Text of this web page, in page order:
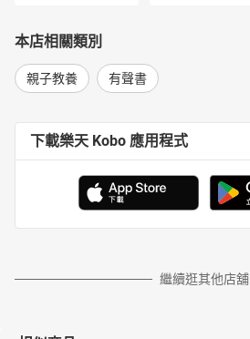
28第十六章 木頭_接受她的心意
29第十七章 晶晶_拖延時間
30第十七章 晶晶_不知道又想知道
33第十九章 秋月_莫名其妙
35第二十章 木頭_收到一個大禮物
36第二十章 木頭_學做動畫
37第二十章 木頭_做有意義的事
40第二十三章 秋月_在學堂找靈感
本店相關類別
親子教養 有聲書
下載樂天 Kobo 應用程式
繼續逛其他店舖